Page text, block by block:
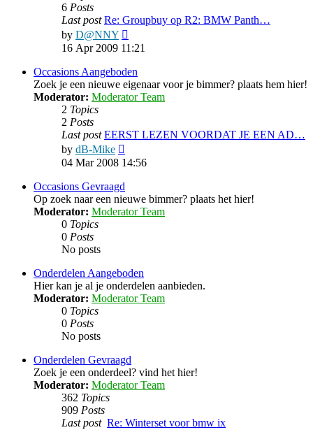
6 Posts
Last post Re: Groupbuy op R2: BMW Panth…
by D@NNY
the
post
16 Apr 2009 11:21
Occasions Aangeboden
Zoek je een nieuwe eigenaar voor je bimmer? plaats hem hier!
Moderator: Moderator Team
2 Topics
2 Posts
Last post EERST LEZEN VOORDAT JE EEN AD…
by dB-Mike
the
04 Mar 2008 14:56
Occasions Gevraagd
Op zoek naar een nieuwe bimmer? plaats het hier!
Moderator: Moderator Team
0 Topics
0 Posts
No posts
Onderdelen Aangeboden
Hier kan je al je onderdelen aanbieden.
Moderator: Moderator Team
0 Topics
0 Posts
No posts
Onderdelen Gevraagd
Zoek je een onderdeel? vind het hier!
Moderator: Moderator Team
362 Topics
909 Posts
Last post Re: Winterset voor bmw ix